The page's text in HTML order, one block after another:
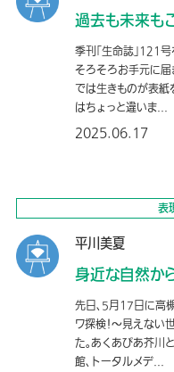
過去も未来も
季刊「生命誌」121
そろそろお手元に届
では生きものが表紙
はちょっと違いま...
2025.06.17
表
平川美夏
身近な自然か
先日、5月17日に高
ワ探検！〜見えない
た。あくあぴあ芥川
館、トータルメデ...